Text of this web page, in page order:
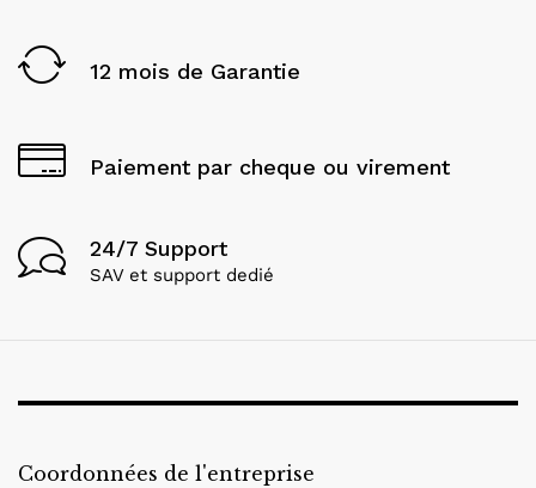
12 mois de Garantie
Paiement par cheque ou virement
24/7 Support
SAV et support dedié
Coordonnées de l'entreprise